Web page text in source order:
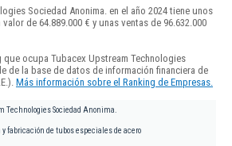
Sociedad Anonima. en el año 2024 tiene unos
de 64.889.000 € y unas ventas de 96.632.000
que ocupa Tubacex Upstream Technologies
de la base de datos de información financiera de
Más información sobre el Ranking de Empresas.
Technologies Sociedad Anonima.
fabricación de tubos especiales de acero